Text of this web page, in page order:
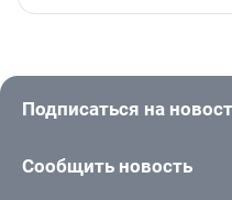
Подписаться на
Сообщить новость